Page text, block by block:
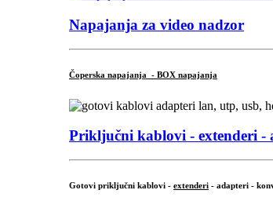
Napajanja za video nadzor
Čoperska napajanja - BOX napajanja
Priključni kablovi - extenderi -
Gotovi priključni kablovi - extenderi - adapteri -